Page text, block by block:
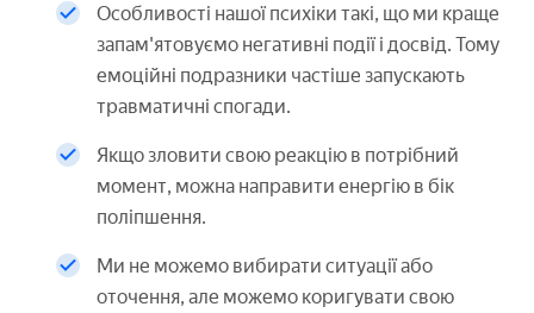
Особливості нашої психіки такі, що ми краще
запам'ятовуємо негативні події і досвід. Тому
емоційні подразники частіше запускають
травматичні спогади.
Якщо зловити свою реакцію в потрібний
момент, можна направити енергію в бік
поліпшення.
Ми не можемо вибирати ситуації або
оточення, але можемо коригувати свою